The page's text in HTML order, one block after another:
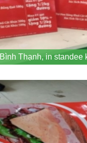
Thạnh, in standee